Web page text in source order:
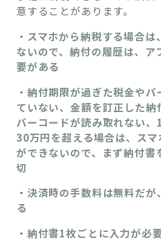
意することがあります。
・ スマホから納税する場合は
ないので、納付の履歴は、ア
要がある
・ 納付期限が過ぎた税金やパ
ていない、金額を訂正した納
バーコードが読み取れない、
30万円を超える場合は、ス
ができないので、まず納付書
切
・ 決済時の手数料は無料だが
る
・ 納付書1枚ごとに入力が必